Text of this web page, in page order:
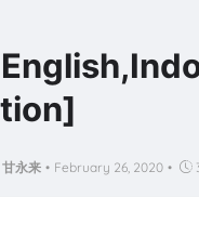
永来 • February 26, 2020 •